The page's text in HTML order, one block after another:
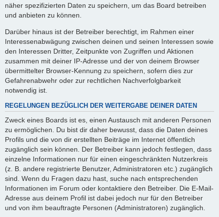
näher spezifizierten Daten zu speichern, um das Board betreiben
und anbieten zu können.
Darüber hinaus ist der Betreiber berechtigt, im Rahmen einer
Interessenabwägung zwischen deinen und seinen Interessen sowie
den Interessen Dritter, Zeitpunkte von Zugriffen und Aktionen
zusammen mit deiner IP-Adresse und der von deinem Browser
übermittelter Browser-Kennung zu speichern, sofern dies zur
Gefahrenabwehr oder zur rechtlichen Nachverfolgbarkeit
notwendig ist.
REGELUNGEN BEZÜGLICH DER WEITERGABE DEINER DATEN
Zweck eines Boards ist es, einen Austausch mit anderen Personen
zu ermöglichen. Du bist dir daher bewusst, dass die Daten deines
Profils und die von dir erstellten Beiträge im Internet öffentlich
zugänglich sein können. Der Betreiber kann jedoch festlegen, dass
einzelne Informationen nur für einen eingeschränkten Nutzerkreis
(z. B. andere registrierte Benutzer, Administratoren etc.) zugänglich
sind. Wenn du Fragen dazu hast, suche nach entsprechenden
Informationen im Forum oder kontaktiere den Betreiber. Die E-Mail-
Adresse aus deinem Profil ist dabei jedoch nur für den Betreiber
und von ihm beauftragte Personen (Administratoren) zugänglich.